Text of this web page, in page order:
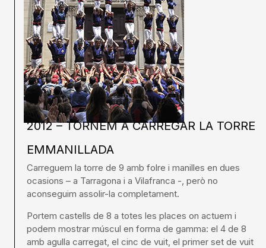
2012 – TORNEM A CARREGAR LA TORRE
EMMANILLADA
Carreguem la torre de 9 amb folre i manilles en dues
ocasions – a Tarragona i a Vilafranca -, però no
aconseguim assolir-la completament.
Portem castells de 8 a totes les places on actuem i
podem mostrar múscul en forma de gamma: el 4 de 8
amb agulla carregat, el cinc de vuit, el primer set de vuit